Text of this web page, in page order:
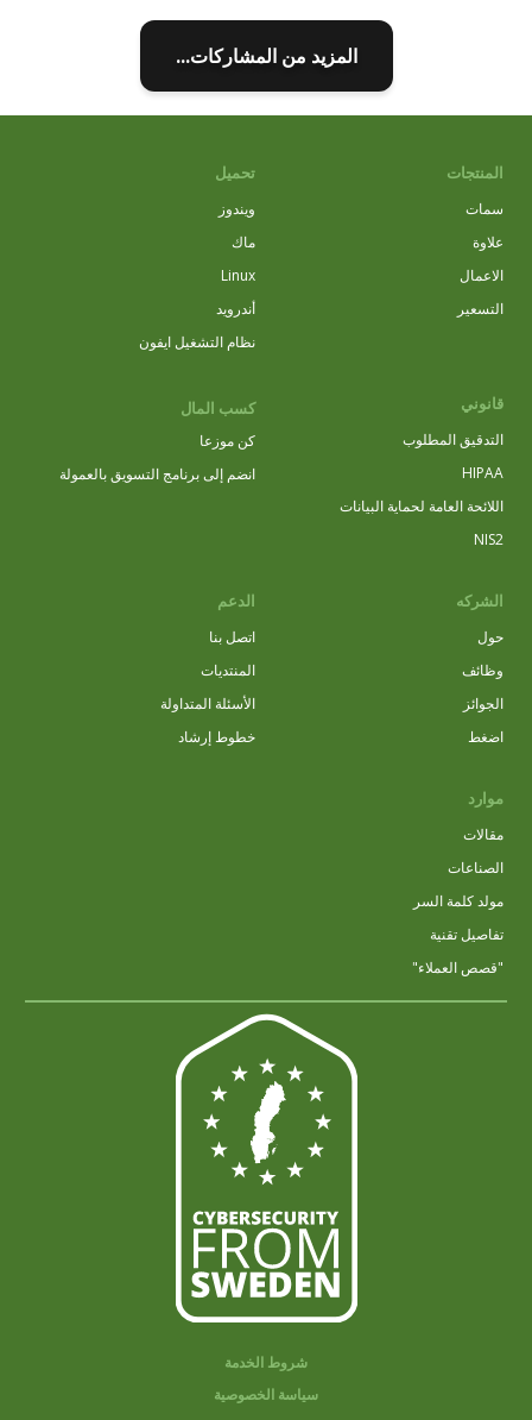
المزيد من المشاركات...
المنتجات
سمات
علاوة
الاعمال
التسعير
تحميل
ويندوز
ماك
Linux
أندرويد
نظام التشغيل ايفون
قانوني
التدقيق المطلوب
HIPAA
اللائحة العامة لحماية البيانات
NIS2
كسب المال
كن موزعا
انضم إلى برنامج التسويق بالعمولة
الشركه
حول
وظائف
الجوائز
اضغط
الدعم
اتصل بنا
المنتديات
الأسئلة المتداولة
خطوط إرشاد
موارد
مقالات
الصناعات
مولد كلمة السر
تفاصيل تقنية
"قصص العملاء"
شروط الخدمة
سياسة الخصوصية